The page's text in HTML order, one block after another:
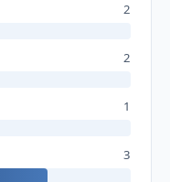
2
2
1
3